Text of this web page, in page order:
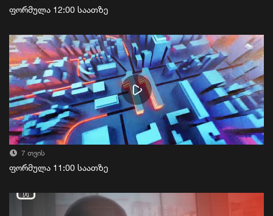
ფორმულა 12:00 საათზე
7 თვის
ფორმულა 11:00 საათზე